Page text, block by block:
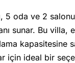
5 oda ve 2
sunar. Bu villa,
kapasitesine
için ideal bir